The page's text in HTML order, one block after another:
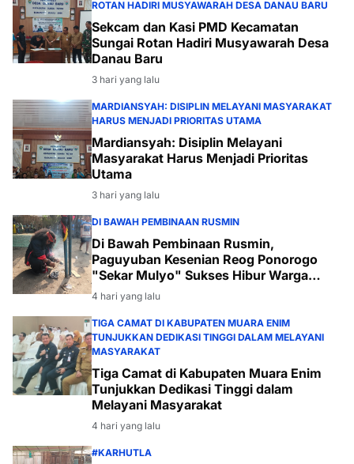
ROTAN HADIRI MUSYAWARAH DESA DANAU BARU
Sekcam dan Kasi PMD Kecamatan
Sungai Rotan Hadiri Musyawarah Desa
Danau Baru
3 hari yang lalu
MARDIANSYAH: DISIPLIN MELAYANI MASYARAKAT
HARUS MENJADI PRIORITAS UTAMA
Mardiansyah: Disiplin Melayani
Masyarakat Harus Menjadi Prioritas
Utama
3 hari yang lalu
DI BAWAH PEMBINAAN RUSMIN
Di Bawah Pembinaan Rusmin,
Paguyuban Kesenian Reog Ponorogo
"Sekar Mulyo" Sukses Hibur Warga
Desa Payabakal
4 hari yang lalu
TIGA CAMAT DI KABUPATEN MUARA ENIM
TUNJUKKAN DEDIKASI TINGGI DALAM MELAYANI
MASYARAKAT
Tiga Camat di Kabupaten Muara Enim
Tunjukkan Dedikasi Tinggi dalam
Melayani Masyarakat
4 hari yang lalu
#KARHUTLA